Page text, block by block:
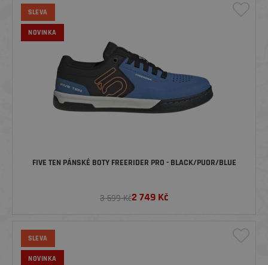
SLEVA
NOVINKA
FIVE TEN PÁNSKÉ BOTY FREERIDER PRO - BLACK/PUOR/BLUE
3 599 Kč2 749 Kč
SLEVA
NOVINKA